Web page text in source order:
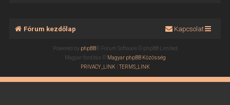
Fórum kezdőlap Kapcsolat
Powered by phpBB® Forum Software © phpBB Limited
Magyar fordítás © Magyar phpBB Közösség
PRIVACY_LINK |TERMS_LINK